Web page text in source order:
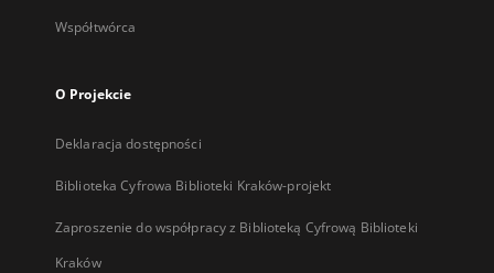
Współtwórca
O Projekcie
Deklaracja dostępności
Biblioteka Cyfrowa Biblioteki Kraków-projekt
Zaproszenie do współpracy z Biblioteką Cyfrową Biblioteki
Kraków